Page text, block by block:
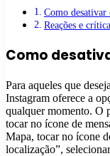
Como
Reações e
Como
Para aqueles que
Instagram oferece a
qualquer momento. O
tocar no ícone de
Mapa, tocar no ícone
localização”,